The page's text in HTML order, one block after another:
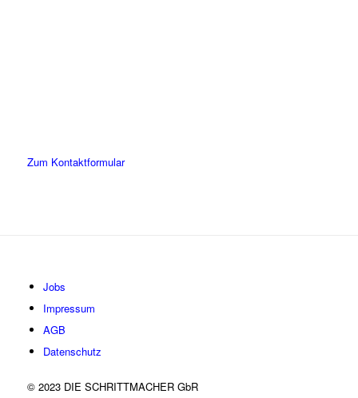
Zum Kontaktformular
Jobs
Impressum
AGB
Datenschutz
© 2023 DIE SCHRITTMACHER GbR